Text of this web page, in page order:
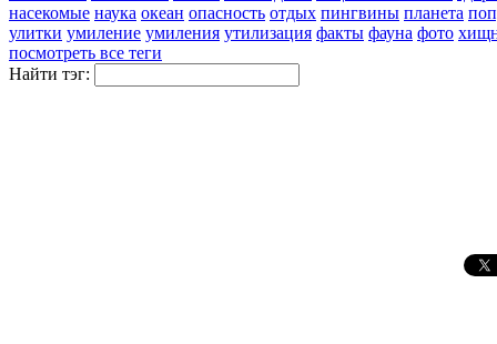
насекомые наука океан опасность отдых пингвины планета
улитки умиление умиления утилизация факты фауна фото
посмотреть все теги
Найти тэг: